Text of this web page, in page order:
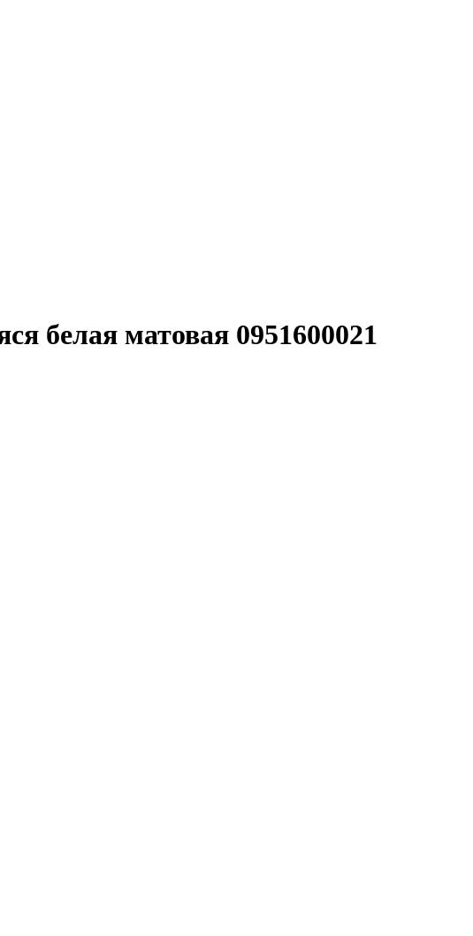
белая матовая 0951600021